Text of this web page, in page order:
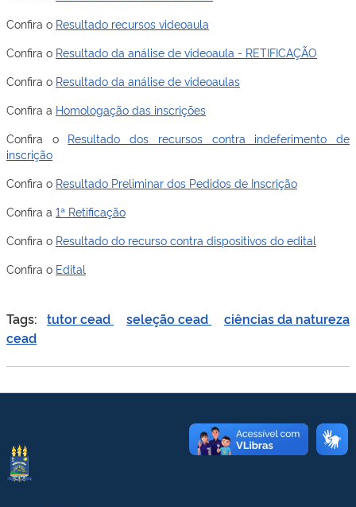
Confira o Resultado recursos videoaula
Confira o Resultado da análise de videoaula - RETIFICAÇÃO
Confira o Resultado da análise de videoaulas
Confira a Homologação das inscrições
Confira o Resultado dos recursos contra indeferimento de
inscrição
Confira o Resultado Preliminar dos Pedidos de Inscrição
Confira a 1ª Retificação
Confira o Resultado do recurso contra dispositivos do edital
Confira o Edital
Tags: tutor cead seleção cead
ciências da natureza
cead